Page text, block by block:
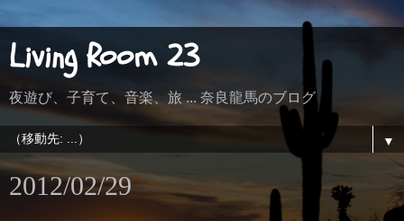
Living Room 23
夜遊び、子育て、音楽、旅 ... 奈良龍馬のブログ
▼
2012/02/29